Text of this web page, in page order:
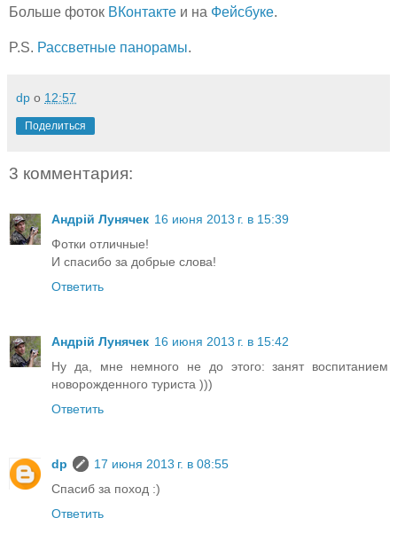
Больше фоток ВКонтакте и на Фейсбуке.
P.S. Рассветные панорамы.
dp о 12:57
Поделиться
3 комментария:
Андрій Лунячек 16 июня 2013 г. в 15:39
Фотки отличные!
И спасибо за добрые слова!
Ответить
Андрій Лунячек 16 июня 2013 г. в 15:42
Ну да, мне немного не до этого: занят воспитанием
новорожденного туриста )))
Ответить
dp
17 июня 2013 г. в 08:55
Спасиб за поход :)
Ответить